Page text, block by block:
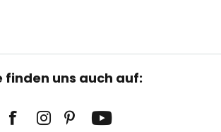
finden uns auch auf: